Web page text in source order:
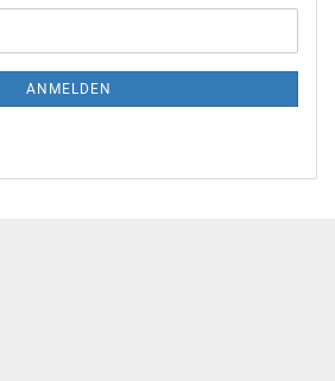
ANMELDEN